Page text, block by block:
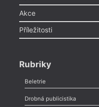
Akce
Příležitosti
Rubriky
Beletrie
Poezie,Próza,Dokumenty
Drobná publicistika